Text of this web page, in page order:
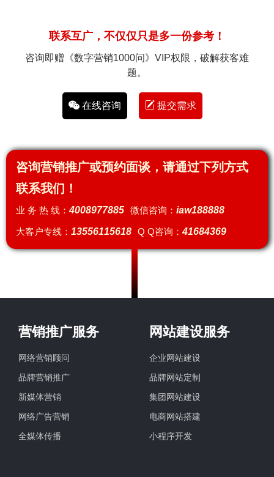
联系互广，不仅仅只是多一份参考！
咨询即赠《数字营销1000问》VIP权限，破解获客难
题。
在线咨询 提交需求
咨询营销推广或预约面谈，请通过下列方式
联系我们！
业 务 热 线：4008977885 微信咨询： iaw188888
大客户专线： 13556115618 Q Q咨询：41684369
营销推广服务
网络营销顾问
品牌营销推广
新媒体营销
网络广告营销
全媒体传播
网站建设服务
企业网站建设
品牌网站定制
集团网站建设
电商网站搭建
小程序开发